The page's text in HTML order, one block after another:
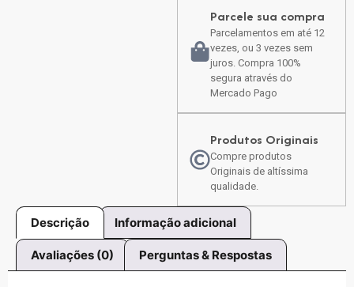
Parcele sua compra
Parcelamentos em até 12
vezes, ou 3 vezes sem
juros. Compra 100%
segura através do
Mercado Pago
Produtos Originais
Compre produtos
Originais de altíssima
qualidade.
Descrição Informação adicional
Avaliações (0) Perguntas & Respostas